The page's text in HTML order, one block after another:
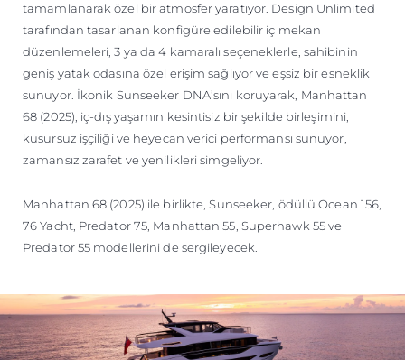
tamamlanarak özel bir atmosfer yaratıyor. Design Unlimited
tarafından tasarlanan konfigüre edilebilir iç mekan
düzenlemeleri, 3 ya da 4 kamaralı seçeneklerle, sahibinin
geniş yatak odasına özel erişim sağlıyor ve eşsiz bir esneklik
sunuyor. İkonik Sunseeker DNA’sını koruyarak, Manhattan
68 (2025), iç-dış yaşamın kesintisiz bir şekilde birleşimini,
kusursuz işçiliği ve heyecan verici performansı sunuyor,
zamansız zarafet ve yenilikleri simgeliyor.
Manhattan 68 (2025) ile birlikte, Sunseeker, ödüllü Ocean 156,
76 Yacht, Predator 75, Manhattan 55, Superhawk 55 ve
Predator 55 modellerini de sergileyecek.